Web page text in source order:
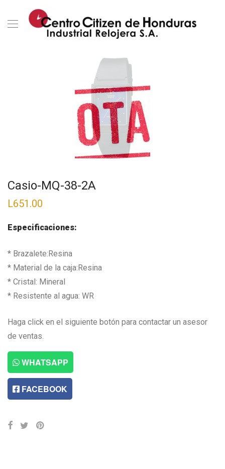
Casio-MQ-38-2A
L651.00
Especificaciones:
* Brazalete:Resina
* Material de la caja:Resina
* Cristal: Mineral
* Resistente al agua: WR
Haga click en el siguiente botón para contactar un asesor
de ventas.
WHATSAPP
FACEBOOK